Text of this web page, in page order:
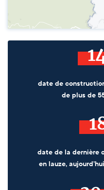
date de
de plus de
date de la dernière
en lauze,